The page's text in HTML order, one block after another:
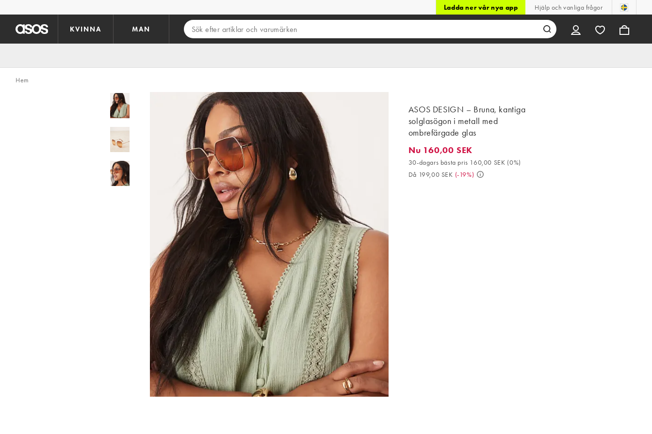
Ladda ner vår nya app Hjälp och vanliga frågor
KVINNA MAN
Hem
ASOS DESIGN – Bruna, kantiga
solglasögon i metall med
ombrefärgade glas
Nu 160,00 SEK. 30-dagars bästa pris 160,00 SEK (0%). Då 199,00 SEK.
Nu 160,00 SEK
30-dagars bästa pris 160,00 SEK (0%)
Då 199,00 SEK (-19%)